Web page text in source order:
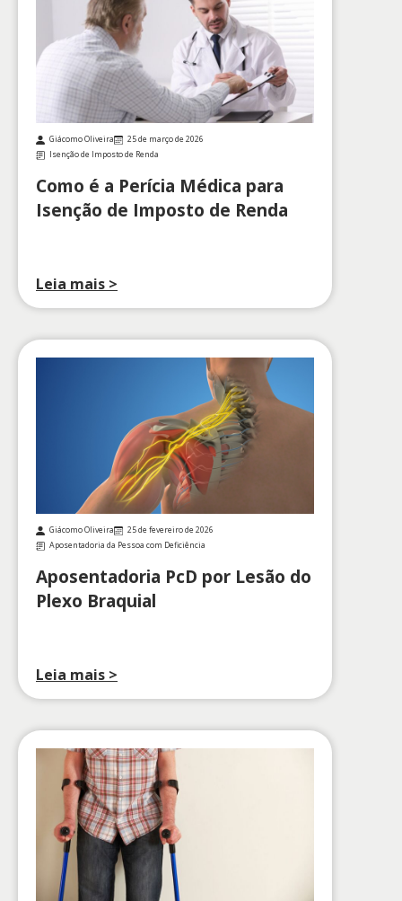
Giácomo Oliveira
25 de março de 2026
Isenção de Imposto de Renda
Como é a Perícia Médica para
Isenção de Imposto de Renda
Leia mais >
Giácomo Oliveira
25 de fevereiro de 2026
Aposentadoria da Pessoa com Deficiência
Aposentadoria PcD por Lesão do
Plexo Braquial
Leia mais >